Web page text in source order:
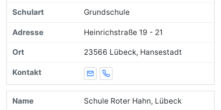
Grundschule
Heinrichstraße 19 - 21
23566 Lübeck, Hansestadt
E-MailTelefon
Schule Roter Hahn, Lübeck